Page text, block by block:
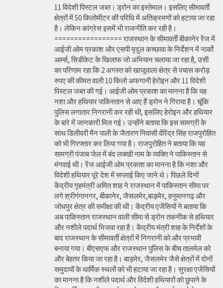
11 विदेशी पिस्टल जब्त। ड्रोन का इस्तेमाल। इसलिए सीमावर्ती
क्षेत्रों में 50 किलोमीटर की परिधि में अतिक्रमणों को हटाया जा रहा
है। लेकिन कांग्रेस इसमें भी राजनीति कर रही है।
================= राजस्थान के सीमावर्ती बीकानेर रेंज में
आईजी ओम प्रकाश और एसपी मृदुल कच्छावा के निर्देशन में नार्को
आर्म्स, सिडीकेट के खिलाफ जो अभियान चलाया जा रहा है, उसी
का परिणाम रहा कि 2 अगस्त को खाजूवाला क्षेत्र से पचास करोड़
रुपए की कीमत वाली 10 किलो अफगानी हेरोइन और 11 विदेशी
पिस्टल जब्त की गई। आईजी ओम प्रकाश का मानना है कि यह
नशा और हथियार पाकिस्तान से आए हैं ड्रोन ने गिराया है। चूंकि
पुलिस लगातार निगरानी कर रही थी, इसलिए हेरोइन और हथियार
के बारे में जानकारी मिल गई। उन्होंने बताया कि इस सामग्री के
साथ डिलीवरी मैन पाली के जैतारण निवासी वीरेंद्र सिंह राजपुरोहित
को भी गिरफ्तार कर लिया गया है। राजपुरोहित ने बताया कि यह
सामग्री पंजाब जेल में बंद लक्खी नाम के व्यक्ति ने पाकिस्तान से
मंगवाई थी। रेंज आईजी ओम प्रकाश का मानना है कि नशा और
विदेशी हथियार पूरे देश में सप्लाई किए जाने थे। पिछले दिनों
केंद्रीय गृहमंत्री अमित शाह ने राजस्थान में पाकिस्तान सीमा पर
लगे श्रीगंगानगर, बीकानेर, जैसलमेर,बाड़मेर, हनुमानगढ़ और
जोधपुर क्षेत्र की समीक्षा की थी। केंद्रीय एजेंसियों ने बताया कि
अब पाकिस्तान राजस्थान वाली सीमा से ड्रोन तकनीक से हथियार
और नशीले पदार्थ भिजवा रहा है। केंद्रीय मंत्री शाह के निर्देशों के
बाद राजस्थान के सीमावर्ती क्षेत्रों में निगरानी को और प्रभावी
बनाया गया। बीएसएफ और राजस्थान पुलिस के बीच तालमेल को
और बेहतर किया जा रहा है। बाड़मेर, जैसलमेर जैसे क्षेत्रों में दोनों
समुदायों के धार्मिक स्थलों को भी हटाया जा रहा है। सुरक्षा एजेंसियों
का मानना है कि नशीले पदार्थ और विदेशी हथियारों को छुपाने के